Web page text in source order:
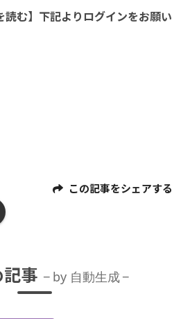
読む】下記よりログインをお願い
この記事をシェアする
事 by 自動生成